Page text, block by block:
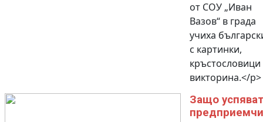
от СОУ „Иван
Вазов“ в града
учиха
с картинки,
кръстословици
викторина.</p>
Защо